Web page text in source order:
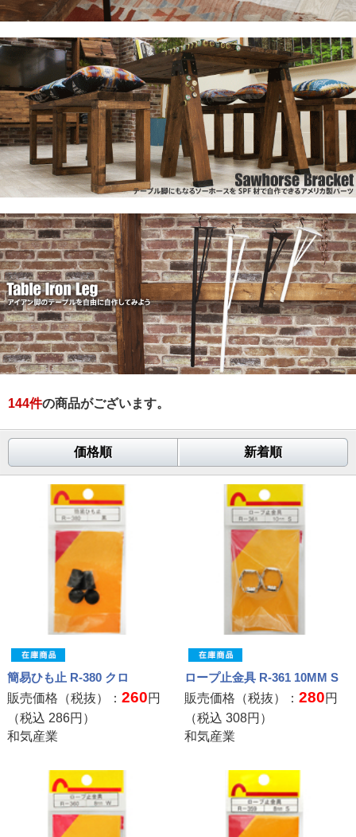
144件の商品がございます。
価格順 新着順
簡易ひも止 R-380 クロ
販売価格（税抜）： 260円
（税込 286円）
和気産業
ロープ止金具 R-361 10MM S
販売価格（税抜）：280円
（税込308円）
和気産業